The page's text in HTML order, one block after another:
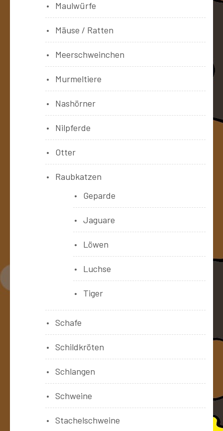
Maulwürfe
Mäuse / Ratten
Meerschweinchen
Murmeltiere
Nashörner
Nilpferde
Otter
Raubkatzen
Geparde
Jaguare
Löwen
Luchse
Tiger
Schafe
Schildkröten
Schlangen
Schweine
Stachelschweine